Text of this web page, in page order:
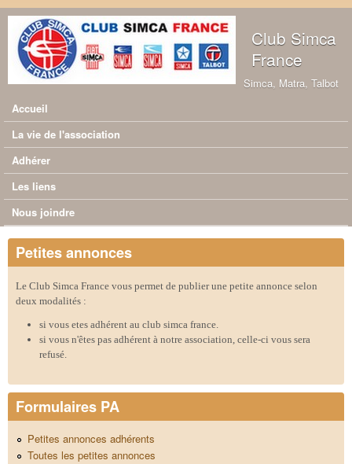
Aller au contenu principal
Club Simca
France
Simca, Matra, Talbot
Menu principal
Accueil
La vie de l'association
Adhérer
Les liens
Nous joindre
Petites annonces
Le Club Simca France vous permet de publier une petite annonce selon
deux modalités :
si vous etes adhérent au club simca france.
si vous n'êtes pas adhérent à notre association, celle-ci vous sera
refusé.
Formulaires PA
Petites annonces adhérents
Toutes les petites annonces